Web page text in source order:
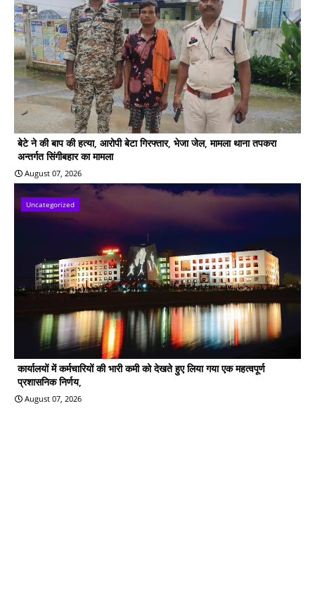
बेटे ने की बाप की हत्या, आरोपी बेटा गिरफ्तार, भेजा जेल, मामला थाना तपकरा
अन्तर्गत सिंगीबहार का मामला
August 07, 2026
Uncategorized
कार्यालयों में कर्मचारियों की भारी कमी को देखते हुए लिया गया एक महत्वपूर्ण
प्रशासनिक निर्णय,
August 07, 2026